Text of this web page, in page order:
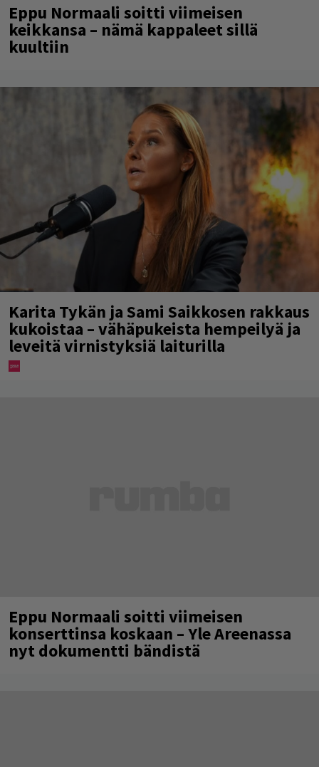
Eppu Normaali soitti viimeisen
keikkansa – nämä kappaleet sillä
kuultiin
Karita Tykän ja Sami Saikkosen rakkaus
kukoistaa – vähäpukeista hempeilyä ja
leveitä virnistyksiä laiturilla
Eppu Normaali soitti viimeisen
konserttinsa koskaan – Yle Areenassa
nyt dokumentti bändistä